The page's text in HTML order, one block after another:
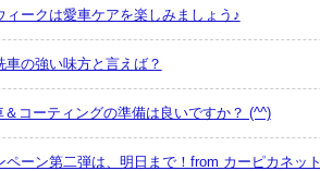
ィークは愛車ケアを楽しみましょう♪
車の強い味方と言えば？
コーティングの準備は良いですか？ (^^)
ペーン第二弾は、明日まで！from カーピカネット